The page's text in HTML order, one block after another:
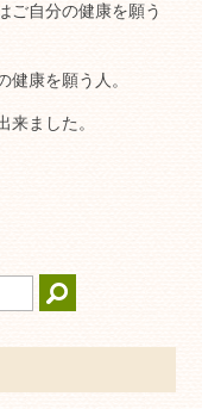
ご自分の健康を願う
健康を願う人。
来ました。